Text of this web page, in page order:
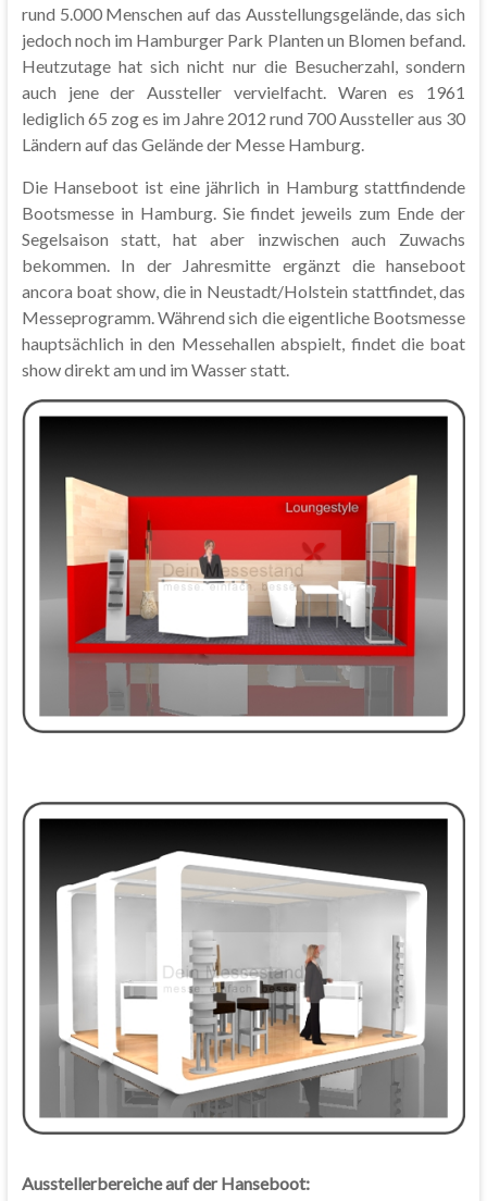
rund 5.000 Menschen auf das Ausstellungsgelände, das sich
jedoch noch im Hamburger Park Planten un Blomen befand.
Heutzutage hat sich nicht nur die Besucherzahl, sondern
auch jene der Aussteller vervielfacht. Waren es 1961
lediglich 65 zog es im Jahre 2012 rund 700 Aussteller aus 30
Ländern auf das Gelände der Messe Hamburg.
Die Hanseboot ist eine jährlich in Hamburg stattfindende
Bootsmesse in Hamburg. Sie findet jeweils zum Ende der
Segelsaison statt, hat aber inzwischen auch Zuwachs
bekommen. In der Jahresmitte ergänzt die hanseboot
ancora boat show, die in Neustadt/Holstein stattfindet, das
Messeprogramm. Während sich die eigentliche Bootsmesse
hauptsächlich in den Messehallen abspielt, findet die boat
show direkt am und im Wasser statt.
Ausstellerbereiche auf der Hanseboot: